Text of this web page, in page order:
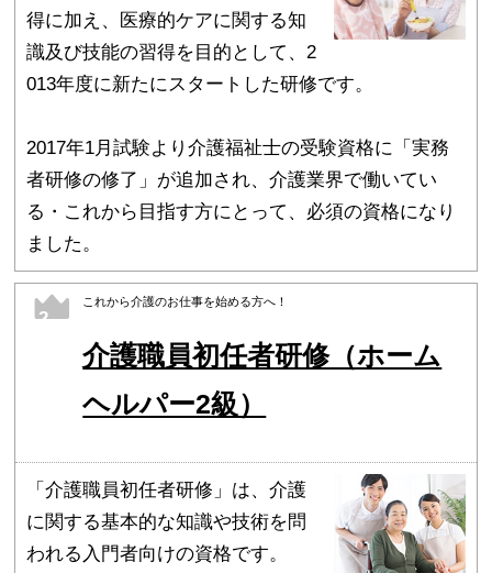
得に加え、医療的ケアに関する知
識及び技能の習得を目的として、2
013年度に新たにスタートした研修です。
2017年1月試験より介護福祉士の受験資格に「実務
者研修の修了」が追加され、介護業界で働いてい
る・これから目指す方にとって、必須の資格になり
ました。
2
これから介護のお仕事を始める方へ！
介護職員初任者研修（ホーム
ヘルパー2級）
「介護職員初任者研修」は、介護
に関する基本的な知識や技術を問
われる入門者向けの資格です。